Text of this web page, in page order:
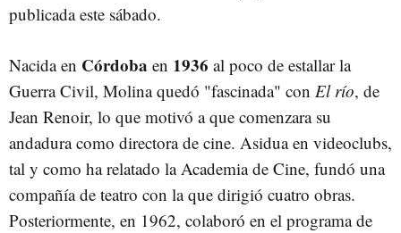
publicada este sábado.
Nacida en Córdoba en 1936 al poco de estallar la
Guerra Civil, Molina quedó "fascinada" con El río, de
Jean Renoir, lo que motivó a que comenzara su
andadura como directora de cine. Asidua en videoclubs,
tal y como ha relatado la Academia de Cine, fundó una
compañía de teatro con la que dirigió cuatro obras.
Posteriormente, en 1962, colaboró en el programa de